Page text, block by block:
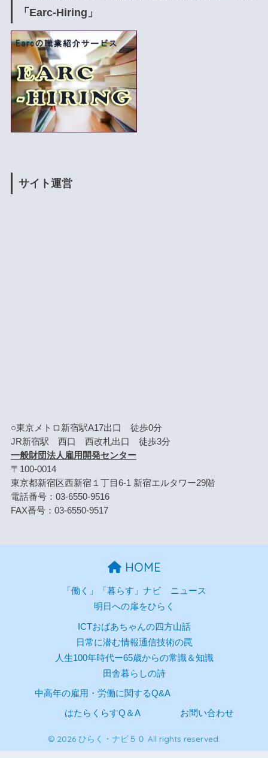
「Earc-Hiring」
サイト運営
○東京メトロ新宿駅A17出口 徒歩0分
JR新宿駅 西口 西改札出口 徒歩3分
一般財団法人雇用開発センター
〒100-0014
東京都新宿区西新宿１丁目6-1 新宿エルタワー29階
電話番号：03-6550-9516
FAX番号：03-6550-9517
HOME
「働く」「暮らす」ナビ
ニュース
明日への扉をひらく
ICTおばあちゃんの四方山話
日常に潜む情報通信技術の罠
人生100年時代ー65歳からの常識＆知識
田舎暮らしの詩
中高年の雇用・労働に関するQ&A
はたらくらすQ＆A お問い合わせ
© 2026 ひらく・ナビ５０ All rights reserved.